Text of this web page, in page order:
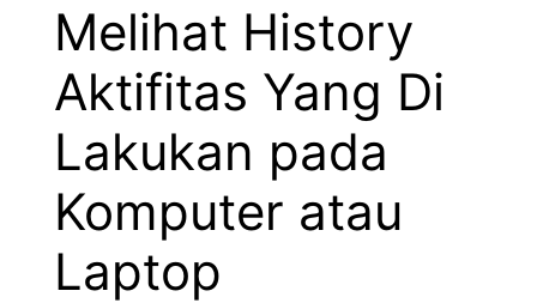
Melihat History
Aktifitas Yang Di
Lakukan pada
Komputer atau
Laptop